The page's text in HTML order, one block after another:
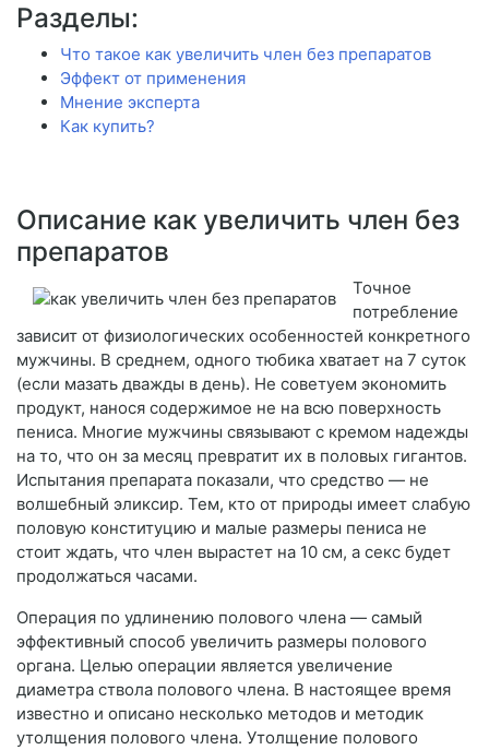
Разделы:
Что такое как увеличить член без препаратов
Эффект от применения
Мнение эксперта
Как купить?
Описание как увеличить член без
препаратов
Точное
потребление
зависит от физиологических особенностей конкретного
мужчины. В среднем, одного тюбика хватает на 7 суток
(если мазать дважды в день). Не советуем экономить
продукт, нанося содержимое не на всю поверхность
пениса. Многие мужчины связывают с кремом надежды
на то, что он за месяц превратит их в половых гигантов.
Испытания препарата показали, что средство — не
волшебный эликсир. Тем, кто от природы имеет слабую
половую конституцию и малые размеры пениса не
стоит ждать, что член вырастет на 10 см, а секс будет
продолжаться часами.
Операция по удлинению полового члена — самый
эффективный способ увеличить размеры полового
органа. Целью операции является увеличение
диаметра ствола полового члена. В настоящее время
известно и описано несколько методов и методик
утолщения полового члена. Утолщение полового